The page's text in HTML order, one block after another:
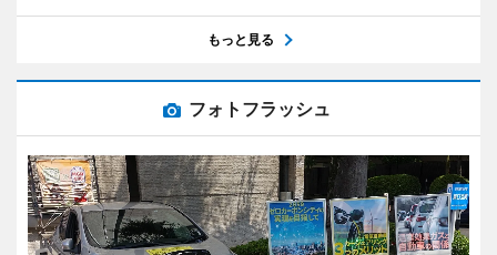
もっと見る
フォトフラッシュ